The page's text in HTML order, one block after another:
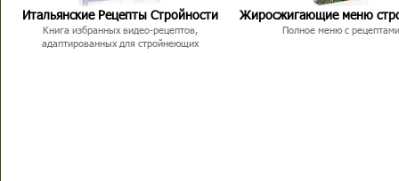
Итальянские Рецепты Стройности
Книга избранных видео-рецептов,
адаптированных для стройнеющих
Жиросжигающие меню
Полное меню с рецептами